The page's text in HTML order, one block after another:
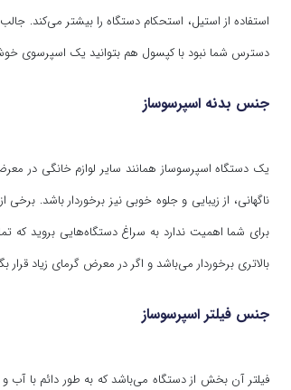
استفاده از استیل، استحکام دستگاه را بیشتر می‌کند. جالب
دسترس شما نبود با کپسول هم بتوانید یک اسپرسوی
جنس بدنه اسپرسوساز
یک دستگاه اسپرسوساز همانند سایر لوازم خانگی در
ناگهانی، از زیبایی و جلوه خوبی نیز برخوردار باشد.
برای شما اهمیت ندارد به سراغ دستگاه‌هایی بروید
بالاتری برخوردار می‌باشد و اگر در معرض گرمای زیاد
جنس فیلتر اسپرسوساز
فیلتر آن بخش از دستگاه می‌باشد که به طور دائم با